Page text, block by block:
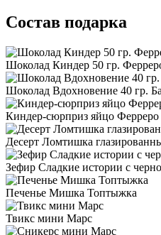
Состав подарка
Шоколад Киндер 50 гр.
Шоколад Вдохновение 40 гр.
Киндер-сюрприз яйцо Ферреро
Десерт Ломтишка
Зефир Сладкие истории с
Печенье Мишка Топтыжка
Твикс мини Марс